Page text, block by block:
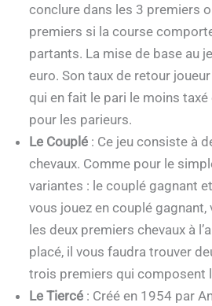
conclure dans les 3 premiers
premiers si la course
partants. La mise de base au
euro. Son taux de retour
qui en fait le pari le moins
pour les parieurs.
Le Couplé : Ce jeu consiste à
chevaux. Comme pour le
variantes : le couplé gagnant
vous jouez en couplé
les deux premiers chevaux à
placé, il vous faudra trouver
trois premiers qui composent
Le Tiercé : Créé en 1954 par